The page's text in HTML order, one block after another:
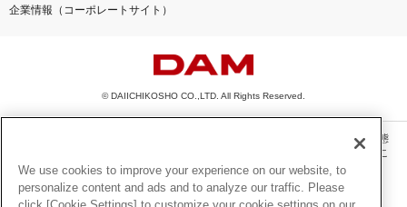
企業情報（コーポレートサイト）
© DAIICHIKOSHO CO.,LTD. All Rights Reserved.
このサイトに掲載されている一切の文章・画像・写真・動画・音声等を、手段や形態
を問わず、著作権法の定める範囲を超えて無断で複製、転載、ファイル化などするこ
とを禁じます。
楽曲及びコンテンツは、機種によりご利用いただけない場合があります。
We use cookies to improve your experience on our website, to
personalize content and ads and to analyze our traffic. Please